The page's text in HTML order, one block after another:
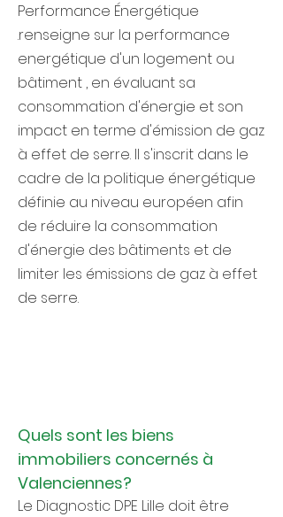
Performance Énergétique
.renseigne sur la performance
energétique d'un logement ou
bâtiment , en évaluant sa
consommation d'énergie et son
impact en terme d'émission de gaz
à effet de serre. Il s'inscrit dans le
cadre de la politique énergétique
définie au niveau européen afin
de réduire la consommation
d'énergie des bâtiments et de
limiter les émissions de gaz à effet
de serre.
Quels sont les biens
immobiliers concernés à
Valenciennes?
Le Diagnostic DPE Lille doit être